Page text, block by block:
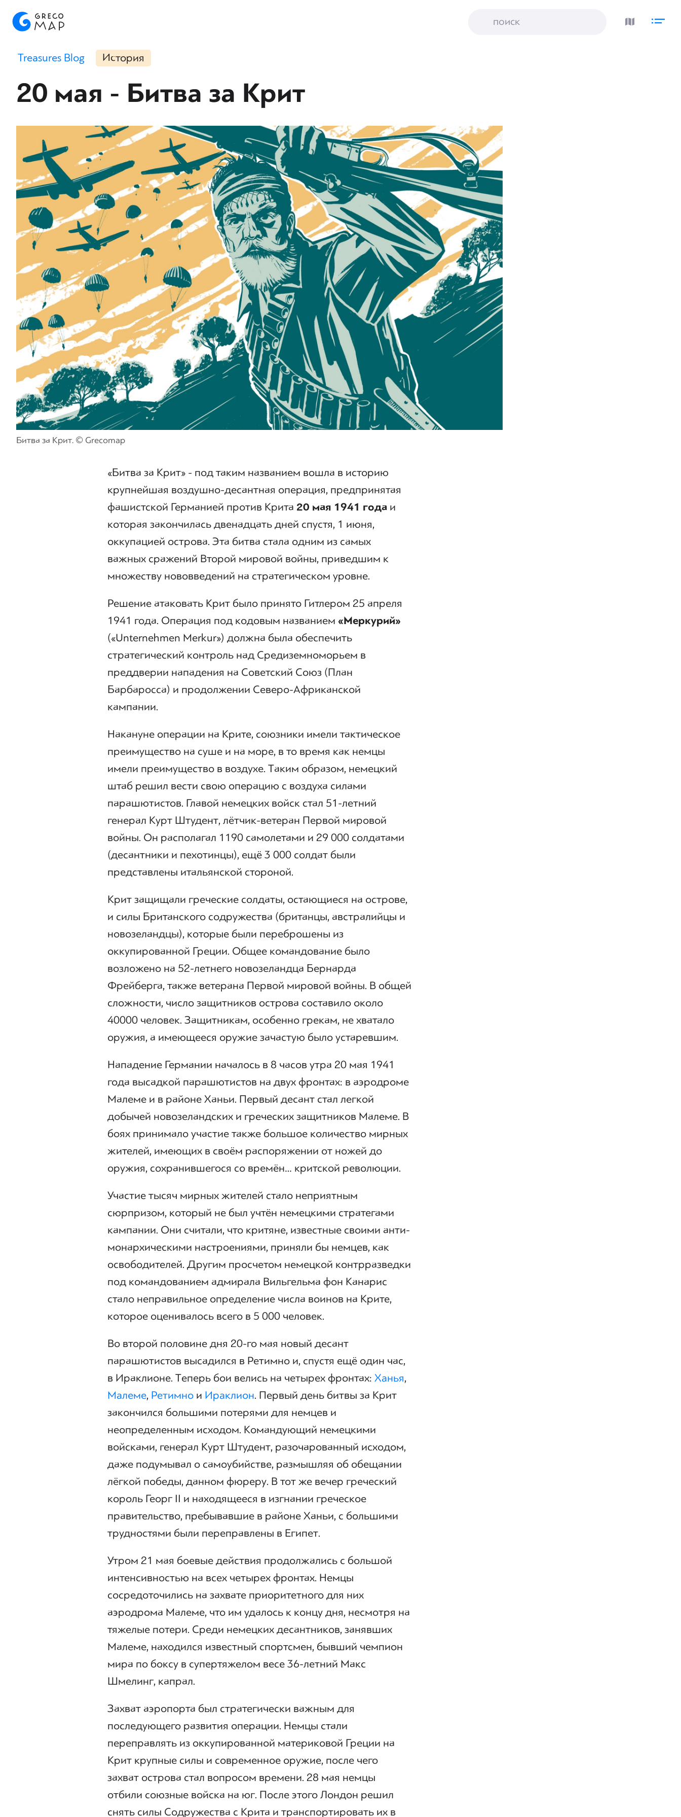
Treasures Blog История
20 мая - Битва за Крит
Битва за Крит. © Grecomap
«Битва за Крит» - под таким названием вошла в историю
крупнейшая воздушно-десантная операция, предпринятая
фашистской Германией против Крита 20 мая 1941 года и
которая закончилась двенадцать дней спустя, 1 июня,
оккупацией острова. Эта битва стала одним из самых
важных сражений Второй мировой войны, приведшим к
множеству нововведений на стратегическом уровне.
Решение атаковать Крит было принято Гитлером 25 апреля
1941 года. Операция под кодовым названием «Меркурий»
(«Unternehmen Merkur») должна была обеспечить
стратегический контроль над Средиземноморьем в
преддверии нападения на Советский Союз (План
Барбаросса) и продолжении Северо-Африканской
кампании.
Накануне операции на Крите, союзники имели тактическое
преимущество на суше и на море, в то время как немцы
имели преимущество в воздухе. Таким образом, немецкий
штаб решил вести свою операцию с воздуха силами
парашютистов. Главой немецких войск стал 51-летний
генерал Курт Штудент, лётчик-ветеран Первой мировой
войны. Он располагал 1190 самолетами и 29 000 солдатами
(десантники и пехотинцы), ещё 3 000 солдат были
представлены итальянской стороной.
Крит защищали греческие солдаты, остающиеся на острове,
и силы Британского содружества (британцы, австралийцы и
новозеландцы), которые были переброшены из
оккупированной Греции. Общее командование было
возложено на 52-летнего новозеландца Бернарда
Фрейберга, также ветерана Первой мировой войны. В общей
сложности, число защитников острова составило около
40000 человек. Защитникам, особенно грекам, не хватало
оружия, а имеющееся оружие зачастую было устаревшим.
Нападение Германии началось в 8 часов утра 20 мая 1941
года высадкой парашютистов на двух фронтах: в аэродроме
Малеме и в районе Ханьи. Первый десант стал легкой
добычей новозеландских и греческих защитников Малеме. В
боях принимало участие также большое количество мирных
жителей, имеющих в своём распоряжении от ножей до
оружия, сохранившегося со времён… критской революции.
Участие тысяч мирных жителей стало неприятным
сюрпризом, который не был учтён немецкими стратегами
кампании. Они считали, что критяне, известные своими анти-
монархическими настроениями, приняли бы немцев, как
освободителей. Другим просчетом немецкой контрразведки
под командованием адмирала Вильгельма фон Канарис
стало неправильное определение числа воинов на Крите,
которое оценивалось всего в 5 000 человек.
Во второй половине дня 20-го мая новый десант
парашютистов высадился в Ретимно и, спустя ещё один час,
в Ираклионе. Теперь бои велись на четырех фронтах: Ханья,
Малеме, Ретимно и Ираклион. Первый день битвы за Крит
закончился большими потерями для немцев и
неопределенным исходом. Командующий немецкими
войсками, генерал Курт Штудент, разочарованный исходом,
даже подумывал о самоубийстве, размышляя об обещании
лёгкой победы, данном фюреру. В тот же вечер греческий
король Георг II и находящееся в изгнании греческое
правительство, пребывавшие в районе Ханьи, с большими
трудностями были переправлены в Египет.
Утром 21 мая боевые действия продолжались с большой
интенсивностью на всех четырех фронтах. Немцы
сосредоточились на захвате приоритетного для них
аэродрома Малеме, что им удалось к концу дня, несмотря на
тяжелые потери. Среди немецких десантников, занявших
Малеме, находился известный спортсмен, бывший чемпион
мира по боксу в супертяжелом весе 36-летний Макс
Шмелинг, капрал.
Захват аэропорта был стратегически важным для
последующего развития операции. Немцы стали
переправлять из оккупированной материковой Греции на
Крит крупные силы и современное оружие, после чего
захват острова стал вопросом времени. 28 мая немцы
отбили союзные войска на юг. После этого Лондон решил
снять силы Содружества с Крита и транспортировать их в